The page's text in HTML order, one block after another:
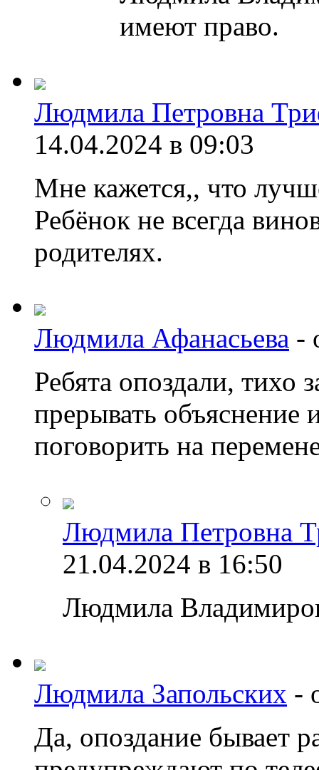
имеют право.
Людмила Петровна
14.04.2024 в 09:03
Мне кажется,, что
Ребёнок не всегда
родителях.
Людмила Афанасьева -
Ребята опоздали, тихо
прерывать
поговорить на
Людмила Петровна
21.04.2024 в 16:50
Людмила
Людмила Запольских -
Да, опоздание бывает